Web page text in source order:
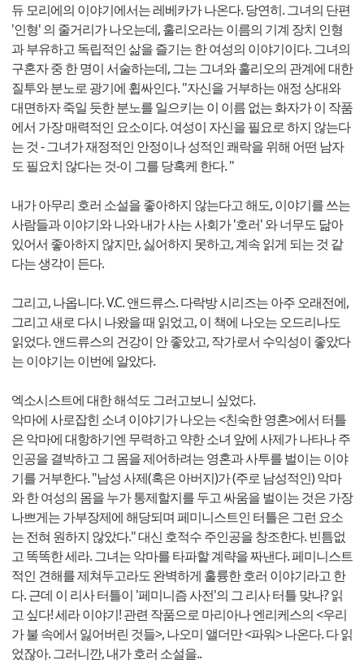
듀 모리에의 이야기에서는 레베카가 나온다. 당연히. 그녀의 단편
'인형' 의 줄거리가 나오는데, 훌리오라는 이름의 기계 장치 인형
과 부유하고 독립적인 삶을 즐기는 한 여성의 이야기이다. 그녀의
구혼자 중 한 명이 서술하는데, 그는 그녀와 훌리오의 관계에 대한
질투와 분노로 광기에 휩싸인다. "자신을 거부하는 애정 상대와
대면하자 죽일 듯한 분노를 일으키는 이 이름 없는 화자가 이 작품
에서 가장 매력적인 요소이다. 여성이 자신을 필요로 하지 않는다
는 것 - 그녀가 재정적인 안정이나 성적인 쾌락을 위해 어떤 남자
도 필요치 않다는 것-이 그를 당혹케 한다. "
내가 아무리 호러 소설을 좋아하지 않는다고 해도, 이야기를 쓰는
사람들과 이야기와 나와 내가 사는 사회가 '호러' 와 너무도 닮아
있어서 좋아하지 않지만, 싫어하지 못하고, 계속 읽게 되는 것 같
다는 생각이 든다.
그리고, 나옵니다. V.C. 앤드류스. 다락방 시리즈는 아주 오래전에,
그리고 새로 다시 나왔을 때 읽었고, 이 책에 나오는 오드리나도
읽었다. 앤드류스의 건강이 안 좋았고, 작가로서 수익성이 좋았다
는 이야기는 이번에 알았다.
엑소시스트에 대한 해석도 그러고보니 싶었다.
악마에 사로잡힌 소녀 이야기가 나오는 <친숙한 영혼>에서 터틀
은 악마에 대항하기엔 무력하고 약한 소녀 앞에 사제가 나타나 주
인공을 결박하고 그 몸을 제어하려는 영혼과 사투를 벌이는 이야
기를 거부한다. "남성 사제(혹은 아버지)가 (주로 남성적인) 악마
와 한 여성의 몸을 누가 통제할지를 두고 싸움을 벌이는 것은 가장
나쁘게는 가부장제에 해당되며 페미니스트인 터틀은 그런 요소
는 전혀 원하지 않았다." 대신 호적수 주인공을 창조한다. 빈틈없
고 똑똑한 세라. 그녀는 악마를 타파할 계략을 짜낸다. 페미니스트
적인 견해를 제쳐두고라도 완벽하게 훌륭한 호러 이야기라고 한
다. 근데 이 리사 터틀이 '페미니즘 사전'의 그 리사 터틀 맞나? 읽
고 싶다! 세라 이야기! 관련 작품으로 마리아나 엔리케스의 <우리
가 불 속에서 잃어버린 것들>, 나오미 앨더만 <파워> 나온다. 다 읽
었잖아. 그러니깐, 내가 호러 소설을..